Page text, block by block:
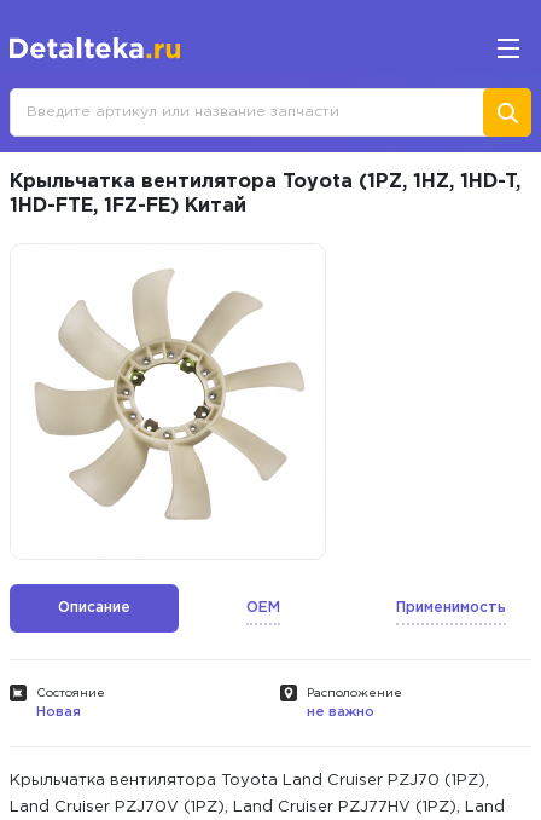
Крыльчатка вентилятора Toyota (1PZ, 1HZ, 1HD-T,
1HD-FTE, 1FZ-FE) Китай
Описание OEM Применимость
Состояние
Новая
Расположение
не важно
Крыльчатка вентилятора Toyota Land Cruiser PZJ70 (1PZ),
Land Cruiser PZJ70V (1PZ), Land Cruiser PZJ77HV (1PZ), Land